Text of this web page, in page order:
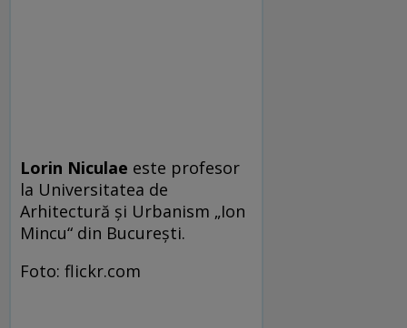
Lorin Niculae este profesor
la Universitatea de
Arhitectură și Urbanism „Ion
Mincu“ din București.
Foto: flickr.com